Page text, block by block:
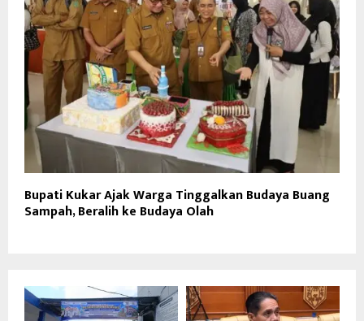
Bupati Kukar Ajak Warga Tinggalkan Budaya Buang
Sampah, Beralih ke Budaya Olah